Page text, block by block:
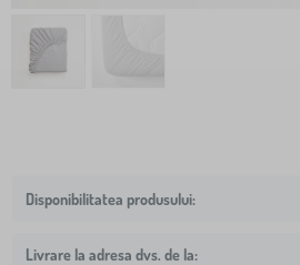
Livrare la adresa dvs. de la: